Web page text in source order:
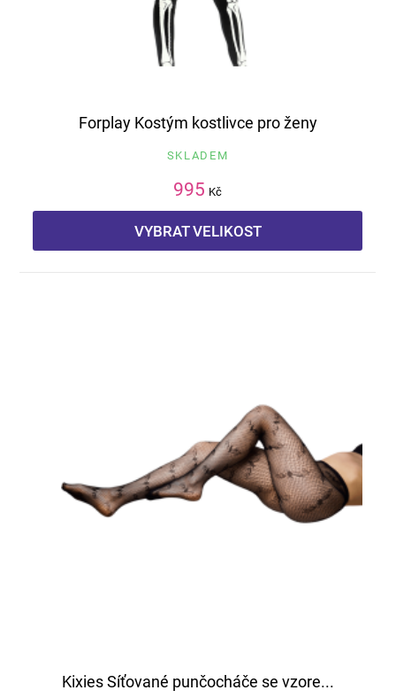
Forplay Kostým kostlivce pro ženy
SKLADEM
995 Kč
VYBRAT VELIKOST
Kixies Síťované punčocháče se vzore...